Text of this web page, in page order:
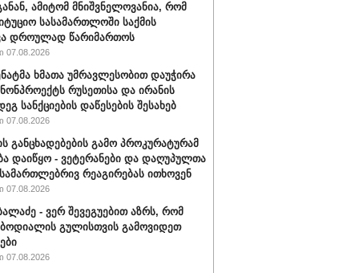
ამიტომ მნიშვნელოვანია, რომ
სასამართლოში საქმის
დროულად წარიმართოს
07.08.2026
ხმათა უმრავლესობით დაუჭირა
რუსეთისა და ირანის
სანქციების დაწესების შესახებ
07.08.2026
განცხადებების გამო პროკურატურამ
დაიწყო - ვეტერანები და დაღუპულთა
რეაგირებას ითხოვენ
07.08.2026
- ვერ შევეგუებით აზრს, რომ
ბოდიალის გულისთვის გამოვიდეთ
07.08.2026